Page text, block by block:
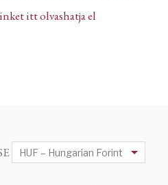
itt olvashatja el